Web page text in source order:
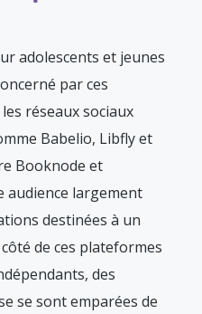
adolescents et jeunes
par ces
réseaux sociaux
Babelio, Libfly et
Booknode et
audience largement
destinées à un
de ces plateformes
des
se sont emparées de